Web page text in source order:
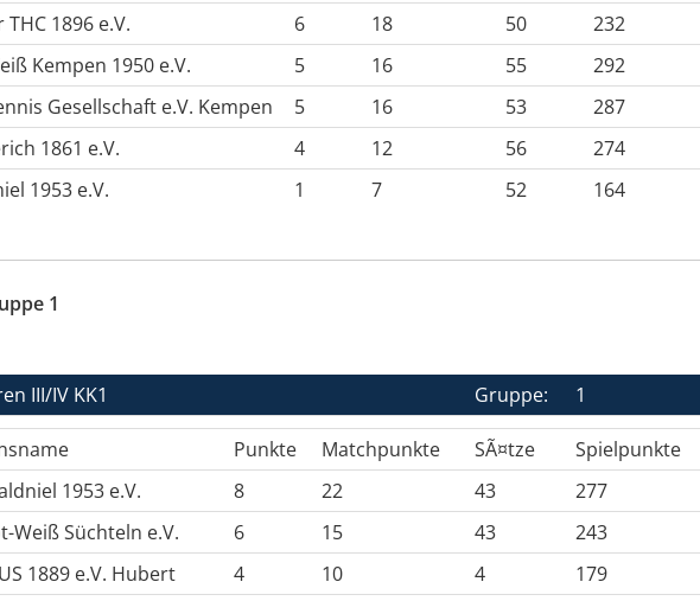
1896 e.V. 6 18 50
232
Kempen 1950 e.V. 5 16 55
292
Gesellschaft e.V. Kempen 5 16 53
287
1861 e.V. 4 12 56
274
1953 e.V. 1 7 52
164
1
III/IV KK1 Gruppe: 1
Punkte Matchpunkte SÃ¤tze
Spielpunkte
1953 e.V. 8 22 43
277
Weiß Süchteln e.V. 6 15 43
243
1889 e.V. Hubert 4 10 4
179